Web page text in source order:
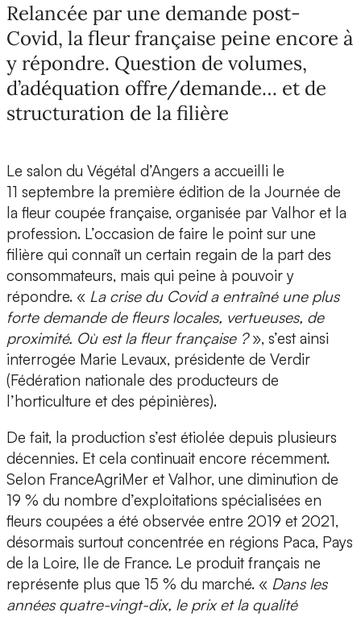
Relancée par une demande post-
Covid, la fleur française peine encore à
y répondre. Question de volumes,
d’adéquation offre/demande… et de
structuration de la filière
Le salon du Végétal d’Angers a accueilli le
11 septembre la première édition de la Journée de
la fleur coupée française, organisée par Valhor et la
profession. L’occasion de faire le point sur une
filière qui connaît un certain regain de la part des
consommateurs, mais qui peine à pouvoir y
répondre. « La crise du Covid a entraîné une plus
forte demande de fleurs locales, vertueuses, de
proximité. Où est la fleur française ?», s’est ainsi
interrogée Marie Levaux, présidente de Verdir
(Fédération nationale des producteurs de
l’horticulture et des pépinières).
De fait, la production s’est étiolée depuis plusieurs
décennies. Et cela continuait encore récemment.
Selon FranceAgriMer et Valhor, une diminution de
19 % du nombre d’exploitations spécialisées en
fleurs coupées a été observée entre 2019 et 2021,
désormais surtout concentrée en régions Paca, Pays
de la Loire, Ile de France. Le produit français ne
représente plus que 15 % du marché. « Dans les
années quatre-vingt-dix, le prix et la qualité